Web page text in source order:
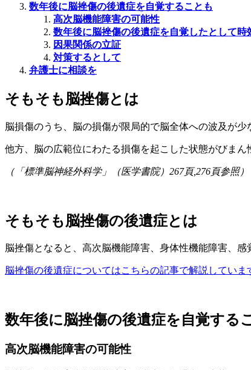
数年後に脳挫傷の後遺症を自覚することも
高次脳機能障害の可能性
数年後に脳挫傷の後遺症を自覚したとして時
因果関係の立証
対策するとして
弁護士に相談を
そもそも脳挫傷とは
脳損傷のうち、脳の損傷が限局的で脳全体への波及が
他方、脳の広範位にわたる損傷を起こした状態がびまん
（「標準脳神経外科学」（医学書院）267頁,276頁参照）
そもそも脳挫傷の後遺症とは
脳挫傷となると、高次脳機能障害、身体性機能障害、
脳挫傷の後遺症についてはこちらの記事で解説していま
数年後に脳挫傷の後遺症を自覚する
高次脳機能障害の可能性